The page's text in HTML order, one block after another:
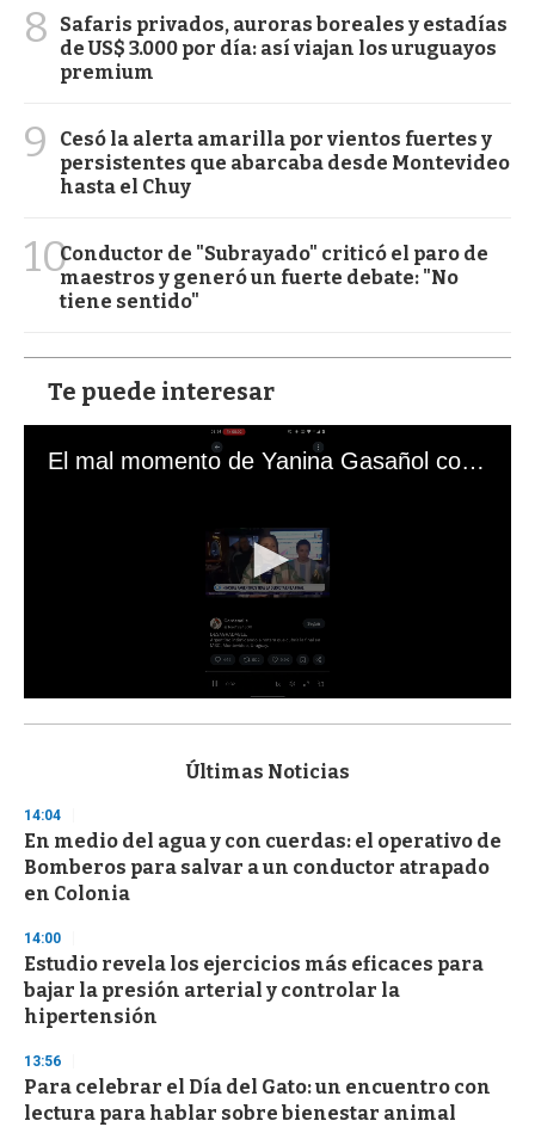
8
Safaris privados, auroras boreales y estadías
de US$ 3.000 por día: así viajan los uruguayos
premium
9
Cesó la alerta amarilla por vientos fuertes y
persistentes que abarcaba desde Montevideo
hasta el Chuy
10Conductor de "Subrayado" criticó el paro de
maestros y generó un fuerte debate: "No
tiene sentido"
Te puede interesar
El mal momento de Yanina Gasañol con un hincha argentino en "Subrayado"
s
d
s
o
f
3
s
e
c
o
n
Últimas Noticias
14:04
En medio del agua y con cuerdas: el operativo de
Bomberos para salvar a un conductor atrapado
en Colonia
14:00
Estudio revela los ejercicios más eficaces para
bajar la presión arterial y controlar la
hipertensión
13:56
Para celebrar el Día del Gato: un encuentro con
lectura para hablar sobre bienestar animal